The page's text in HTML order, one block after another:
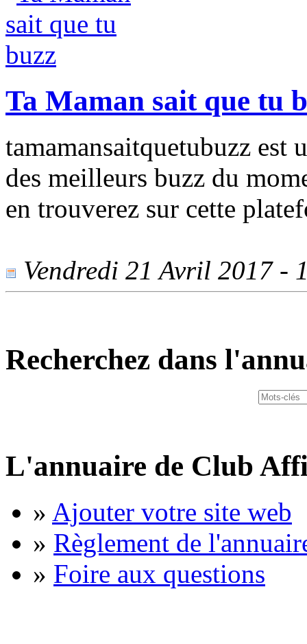
Ta Maman sait que tu
tamamansaitquetubuzz est
des meilleurs buzz du
en trouverez sur cette
Vendredi 21 Avril 2017 -
Recherchez dans
L'annuaire de Club
» Ajouter votre site web
» Règlement de
» Foire aux questions